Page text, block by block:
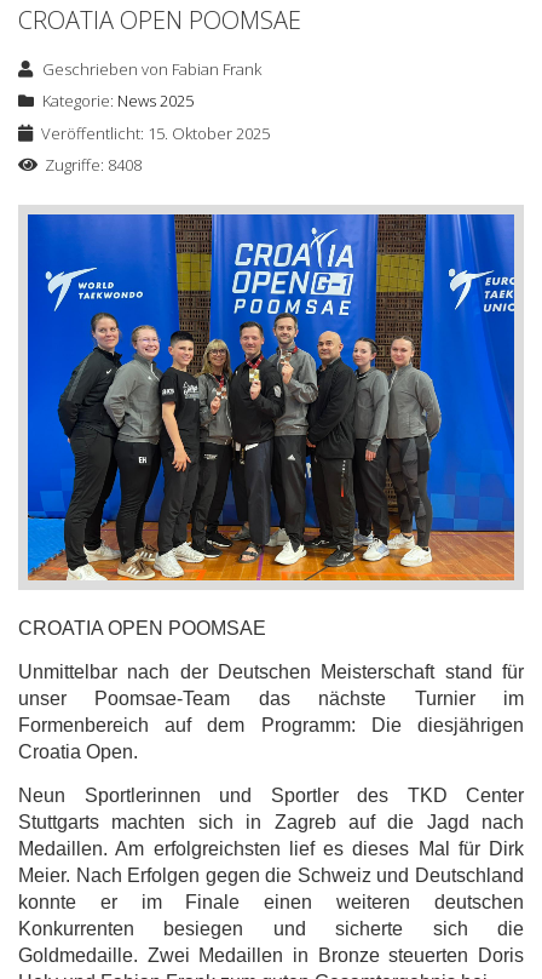
CROATIA OPEN POOMSAE
Geschrieben von Fabian Frank
Kategorie: News 2025
Veröffentlicht: 15. Oktober 2025
Zugriffe: 8408
CROATIA OPEN POOMSAE
Unmittelbar nach der Deutschen Meisterschaft stand für
unser Poomsae-Team das nächste Turnier im
Formenbereich auf dem Programm: Die diesjährigen
Croatia Open.
Neun Sportlerinnen und Sportler des TKD Center
Stuttgarts machten sich in Zagreb auf die Jagd nach
Medaillen. Am erfolgreichsten lief es dieses Mal für Dirk
Meier. Nach Erfolgen gegen die Schweiz und Deutschland
konnte er im Finale einen weiteren deutschen
Konkurrenten besiegen und sicherte sich die
Goldmedaille. Zwei Medaillen in Bronze steuerten Doris